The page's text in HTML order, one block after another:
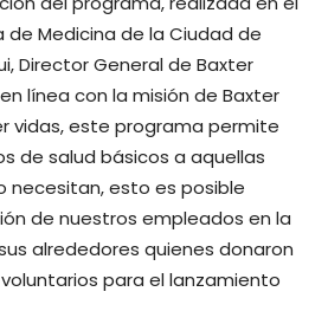
de Medicina de la Ciudad de
Director General de Baxter
línea con la misión de Baxter
vidas, este programa permite
de salud básicos a aquellas
necesitan, esto es posible
de nuestros empleados en la
alrededores quienes donaron
para el lanzamiento